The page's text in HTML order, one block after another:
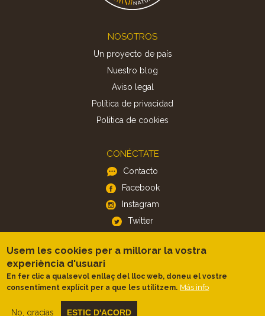
NOSOTROS
Un proyecto de país
Nuestro blog
Aviso legal
Política de privacidad
Politica de cookies
CONÉCTATE
Contacto
Facebook
Instagram
Twitter
APP
iOS
Android
Usem les cookies per a millorar la vostra
experiència d'usuari
En fer clic a qualsevol enllaç del lloc web, doneu el vostre
consentiment explícit per a que les utilitzem. Más info
No, gracias ESTIC D'ACORD